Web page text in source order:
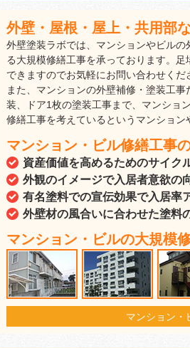
外壁・屋根・屋上・共用部
外壁塗装ラボでは、マンションやビル
る大規模修繕工事を承っております。
できますのでお気軽にお問い合わせくだ
また、マンションの外壁補修・塗装工
装、ドア1枚の塗装工事まで、マンショ
修繕工事を考えているというマンション
マンション・ビル修繕工事
資産価値を高めるためのサイク
外観のイメージで入居者意欲の
有名塗料での宣伝効果で入居率
外壁材の風合いに合わせた塗料
マンション・ビルの大規模
マンション・